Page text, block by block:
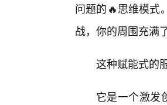
问题的🔥思维模式
战，你的周围充满
这种赋能式的
它是一个激发